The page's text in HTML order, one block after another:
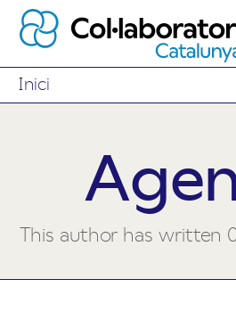
Inici
This author has written